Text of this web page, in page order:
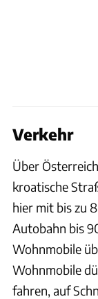
Verkehr
Über
kroatische
hier mit bis zu
Autobahn bis
Wohnmobile
Wohnmobile
fahren, auf